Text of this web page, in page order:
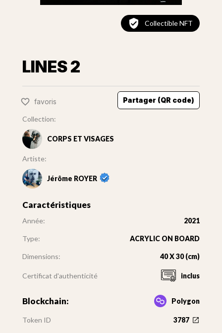
Collectible NFT
LINES 2
favoris Partager (QR code)
Collection:
CORPS ET VISAGES
Artiste:
Jérôme ROYER
Caractéristiques
Année: 2021
Type: ACRYLIC ON BOARD
Dimensions: 40 X 30 (cm)
Certificat d'authenticité inclus
Blockchain: Polygon
Token ID 3787